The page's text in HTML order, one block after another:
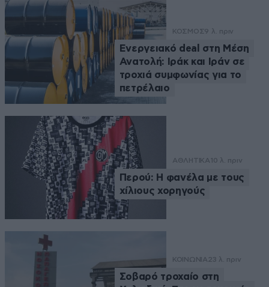
ΚΟΣΜΟΣ9 λ. πριν
Ενεργειακό deal στη Μέση
Ανατολή: Ιράκ και Ιράν σε
τροχιά συμφωνίας για το
πετρέλαιο
ΑΘΛΗΤΙΚΑ 10 λ. πριν
Περού: Η φανέλα με τους
χίλιους χορηγούς
ΚΟΙΝΩΝΙΑ23 λ. πριν
Σοβαρό τροχαίο στη